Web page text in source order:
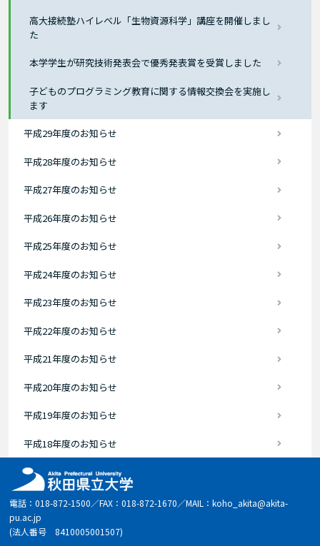
高大接続塾ハイレベル「生物資源科学」講座を開催しまし
た
本学学生が研究技術発表会で優秀発表賞を受賞しました
子どものプログラミング教育に関する情報交換会を実施し
ます
平成29年度のお知らせ
平成28年度のお知らせ
平成27年度のお知らせ
平成26年度のお知らせ
平成25年度のお知らせ
平成24年度のお知らせ
平成23年度のお知らせ
平成22年度のお知らせ
平成21年度のお知らせ
平成20年度のお知らせ
平成19年度のお知らせ
平成18年度のお知らせ
電話：018-872-1500／FAX：018-872-1670／MAIL：koho_akita@akita-
pu.ac.jp
(法人番号 8410005001507)